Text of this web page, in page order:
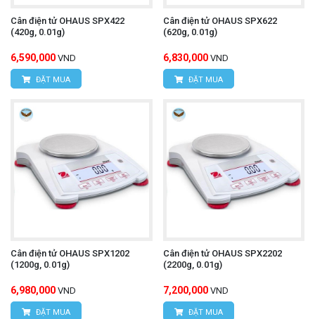
Cân điện tử OHAUS SPX422
(420g, 0.01g)
6,590,000 VND
ĐẶT MUA
Cân điện tử OHAUS SPX622
(620g, 0.01g)
6,830,000 VND
ĐẶT MUA
Cân điện tử OHAUS SPX1202
(1200g, 0.01g)
6,980,000 VND
ĐẶT MUA
Cân điện tử OHAUS SPX2202
(2200g, 0.01g)
7,200,000 VND
ĐẶT MUA